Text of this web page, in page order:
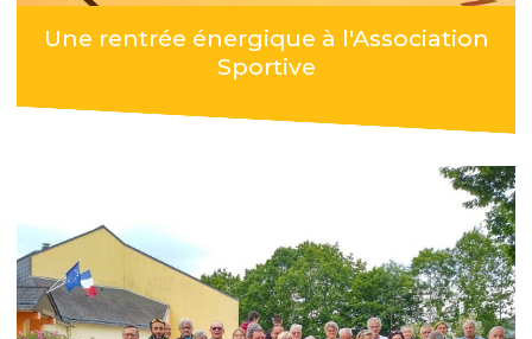
Une rentrée énergique à l'Association
Sportive